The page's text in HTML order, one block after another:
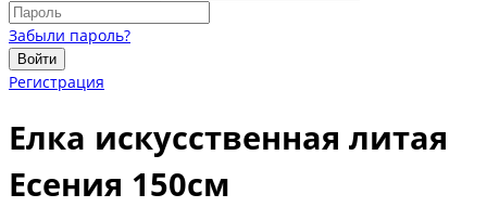
Забыли пароль?
Войти
Регистрация
Елка искусственная литая
Есения 150см